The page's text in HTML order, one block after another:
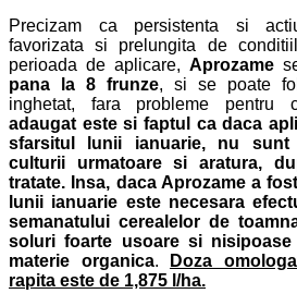
Precizam ca persistenta si
favorizata si prelungita de
perioada de aplicare, Aprozame
pana la 8 frunze, si se poate
inghetat, fara probleme pentru
adaugat este si faptul ca daca
sfarsitul lunii ianuarie, nu sunt
culturii urmatoare si aratura,
tratate. Insa, daca Aprozame a
lunii ianuarie este necesara
semanatului cerealelor de
soluri foarte usoare si
materie organica.
Doza
rapita este de 1,875 l/ha.